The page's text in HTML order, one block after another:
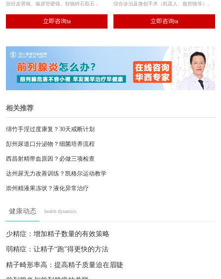
括经皮肾镜、输尿管硬镜、软镜碎石取石；
立即咨询ta
综合诊治及微创手术（机器人、腹腔镜等）。
立即咨询ta
相关推荐
绵竹手淫过度康复？30天戒断计划
彭州尿道口分泌物？细菌培养流程
西昌射精带血原因？必做三项检查
达州尿无力改善训练？凯格尔运动教学
崇州精液果冻状？液化异常治疗
遂宁阴茎珍珠疹危害？需要治疗吗
自贡龟头红点原因？皮肤科检查项目
都江堰频繁遗精正常吗？中医调理建议
健康动态 health dynamics
少精症：增加精子数量的有效策略
弱精症：让精子“跑”得更快的方法
精子畸形率高：提高精子质量迫在眉睫